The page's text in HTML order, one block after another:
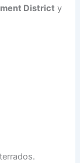
District y